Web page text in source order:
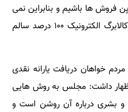
ها باشیم و بنابراین نمی
توان مدعی شد که روش کالابرگ الکترونیک ۱۰۰ درصد سالم
مردم خواهان دریافت یارانه نقدی
داشت: مجلس به روش هایی
و بشری درباره آن روشن است و